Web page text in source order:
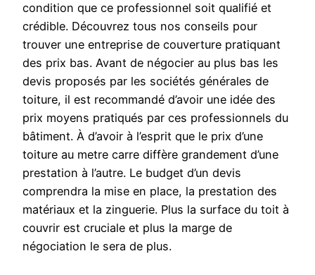
condition que ce professionnel soit qualifié et
crédible. Découvrez tous nos conseils pour
trouver une entreprise de couverture pratiquant
des prix bas. Avant de négocier au plus bas les
devis proposés par les sociétés générales de
toiture, il est recommandé d’avoir une idée des
prix moyens pratiqués par ces professionnels du
bâtiment. À d’avoir à l’esprit que le prix d’une
toiture au metre carre diffère grandement d’une
prestation à l’autre. Le budget d’un devis
comprendra la mise en place, la prestation des
matériaux et la zinguerie. Plus la surface du toit à
couvrir est cruciale et plus la marge de
négociation le sera de plus.